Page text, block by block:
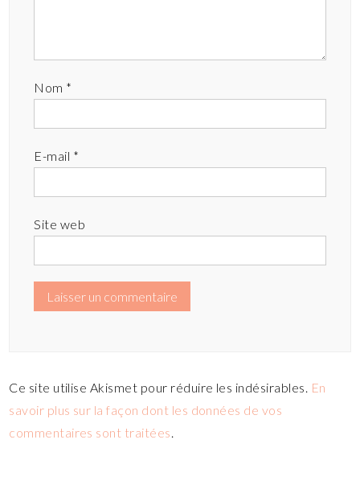
Nom *
E-mail *
Site web
Ce site utilise Akismet pour réduire les indésirables. En
savoir plus sur la façon dont les données de vos
commentaires sont traitées